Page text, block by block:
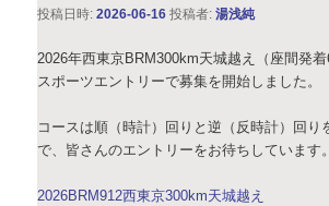
投稿日時:2026-06-16 投稿者:湯浅純
2026年西東京BRM300km天城越え（座間発着
スポーツエントリーで募集を開始しました。
コースは順（時計）回りと逆（反時計）回り
で、皆さんのエントリーをお待ちしています。
2026BRM912西東京300km天城越え